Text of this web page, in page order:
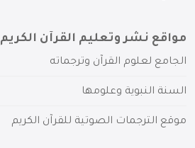
مواقع نشر وتعليم القرآن الكريم
الجامع لعلوم القرآن وترجماته
السنة النبوية وعلومها
موقع الترجمات الصوتية للقرآن الكريم